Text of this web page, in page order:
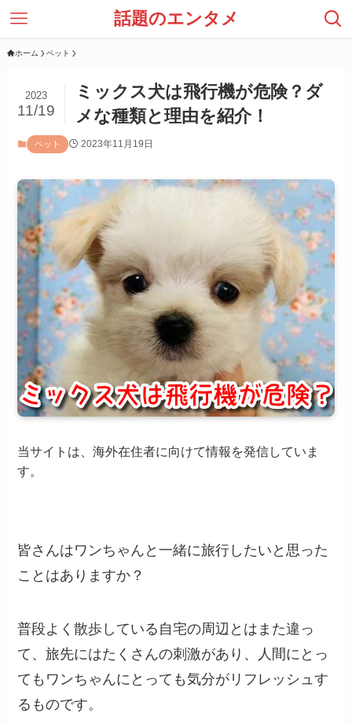
話題のエンタメ
ホーム ペット
ミックス犬は飛行機が危険？ダ
メな種類と理由を紹介！
2023
11/19
ペット 2023年11月19日
当サイトは、海外在住者に向けて情報を発信していま
す。
皆さんはワンちゃんと一緒に旅行したいと思った
ことはありますか？
普段よく散歩している自宅の周辺とはまた違っ
て、旅先にはたくさんの刺激があり、人間にとっ
てもワンちゃんにとっても気分がリフレッシュす
るものです。